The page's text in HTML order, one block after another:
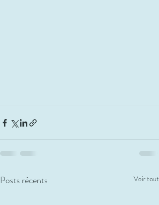
Posts récents Voir tout